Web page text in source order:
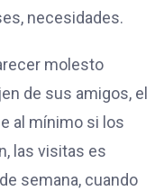
necesidades.
molesto
de sus amigos, el
al mínimo si los
las visitas es
semana, cuando